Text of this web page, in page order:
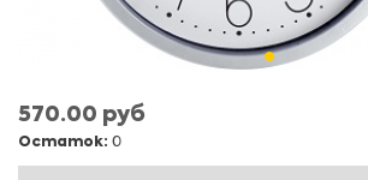
570.00 руб
Остаток: 0